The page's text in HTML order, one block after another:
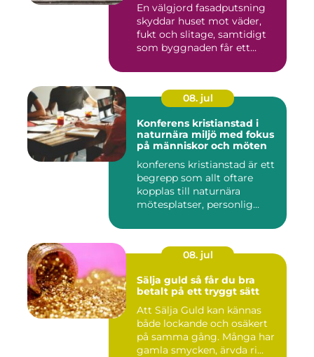
En välgjord fasadputsning
skyddar huset mot väder,
fukt och slitage, samtidigt
som byggnaden får ett...
08. jul
Konferens kristianstad i
naturnära miljö med fokus
på människor och möten
konferens kristianstad är ett
begrepp som allt oftare
kopplas till naturnära
mötesplatser, personlig...
08. jul
Sälja guld så får du bra
betalt på ett tryggt sätt
Att Sälja Guld kan kännas
både lockande och osäkert
på samma gång. Många har
gamla smycken, ärvda ri...